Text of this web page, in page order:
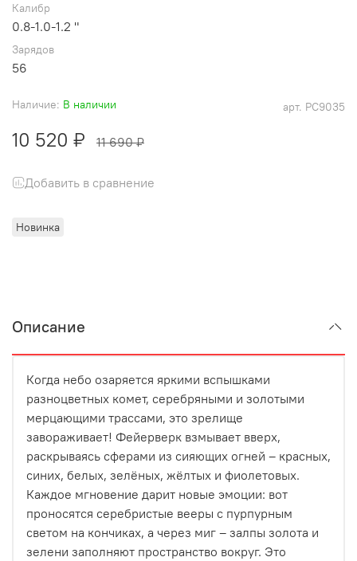
арт. РС9035
Наличие: В наличии
Новинка
10 520 ₽ 11 690 ₽
Добавить в сравнение
Калибр
0.8-1.0-1.2 "
Зарядов
56
Описание
Когда небо озаряется яркими вспышками
разноцветных комет, серебряными и золотыми
мерцающими трассами, это зрелище
завораживает! Фейерверк взмывает вверх,
раскрываясь сферами из сияющих огней – красных,
синих, белых, зелёных, жёлтых и фиолетовых.
Каждое мгновение дарит новые эмоции: вот
проносятся серебристые вееры с пурпурным
светом на кончиках, а через миг – залпы золота и
зелени заполняют пространство вокруг. Это